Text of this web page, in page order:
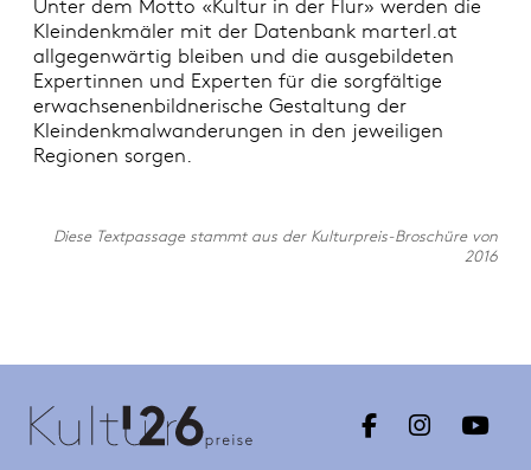
Kleindenkmäler mit der Datenbank marterl.at
allgegenwärtig bleiben und die ausgebildeten
Expertinnen und Experten für die sorgfältige
erwachsenenbildnerische Gestaltung der
Kleindenkmalwanderungen in den jeweiligen
Regionen sorgen.
Diese Textpassage stammt aus der Kulturpreis-Broschüre von
2016